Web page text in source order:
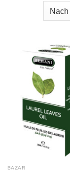
BAZAR